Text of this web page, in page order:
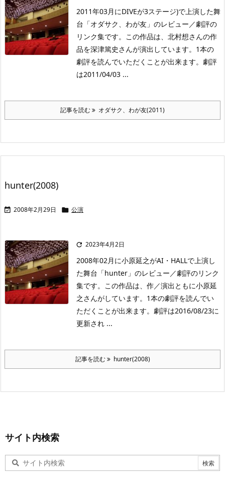
2011年03月にDIVEが3ステージ)で上演した舞
台「オダサク、わが友」のレビュー／劇評の
リンク集です。この作品は、北村想さんの作
品を深津篤史さんが演出しています。1本の
劇評を読んでいただくことが出来ます。劇評
は2011/04/03 ...
記事を読む オダサク、わが友(2011)
hunter(2008)
 2008年2月29日  公演
 2023年4月2日
2008年02月に小原延之がAI・HALLで上演し
た舞台「hunter」のレビュー／劇評のリンク
集です。この作品は、作／演出ともに小原延
之さんがしています。1本の劇評を読んでい
ただくことが出来ます。劇評は2016/08/23に
更新され ...
記事を読む hunter(2008)
サイト内検索